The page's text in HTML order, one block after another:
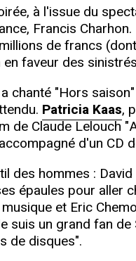
à l'issue du
Francis
de francs
faveur des
chanté "Hors
Patricia Kaas,
de Claude Lelouch
d'un CD
des hommes :
épaules pour aller
et Eric
suis un grand fan
de disques".